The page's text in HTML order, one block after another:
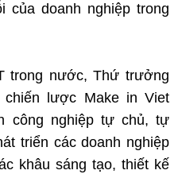
của doanh nghiệp trong
trong nước, Thứ trưởng
lược Make in Viet
công nghiệp tự chủ, tự
triển các doanh nghiệp
khâu sáng tạo, thiết kế